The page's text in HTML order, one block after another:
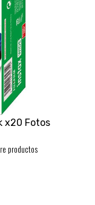
x20 Fotos
productos